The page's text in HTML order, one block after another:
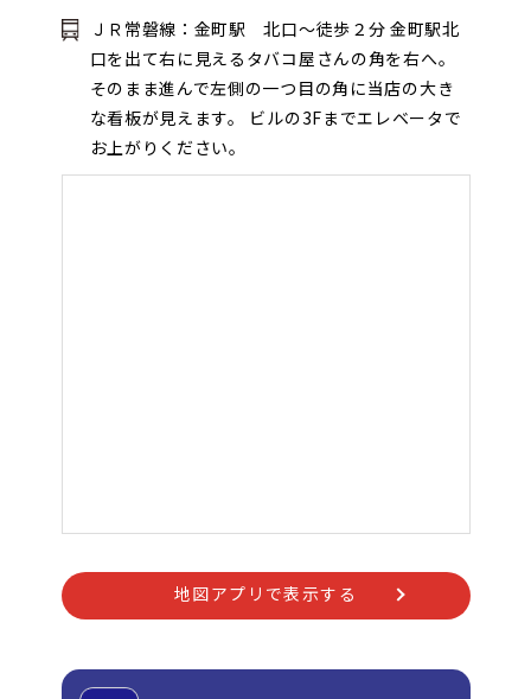
ＪＲ常磐線：金町駅 北口～徒歩２分 金町駅北
口を出て右に見えるタバコ屋さんの角を右へ。
そのまま進んで左側の一つ目の角に当店の大き
な看板が見えます。 ビルの3Fまでエレベータで
お上がりください。
地図アプリで表示する